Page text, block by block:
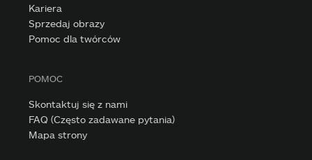
Kariera
Sprzedaj obrazy
Pomoc dla twórców
POMOC
Skontaktuj się z nami
FAQ (Często zadawane pytania)
Mapa strony